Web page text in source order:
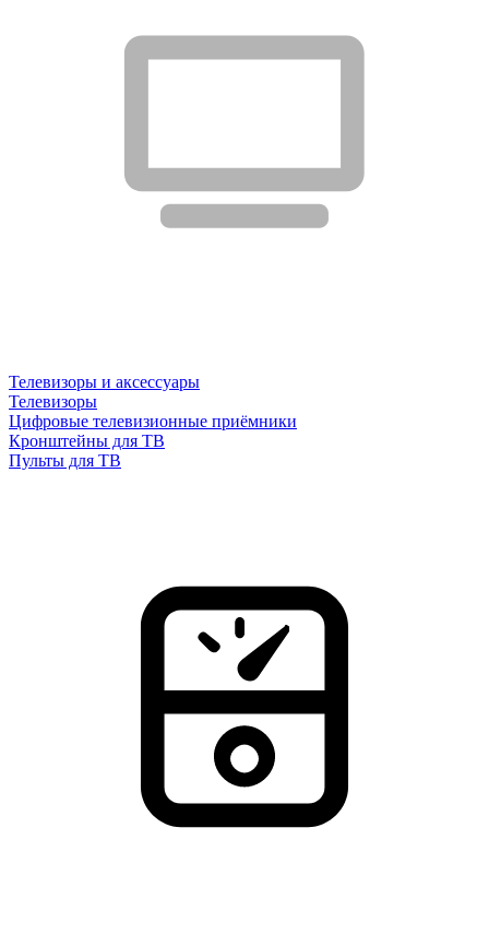
Телевизоры и аксессуары
Телевизоры
Цифровые телевизионные приёмники
Кронштейны для ТВ
Пульты для ТВ